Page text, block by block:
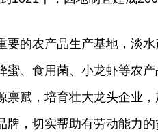
要的农产品生产基地，淡
蜜、食用菌、小龙虾等农
禀赋，培育壮大龙头企业
牌，切实帮助有劳动能力